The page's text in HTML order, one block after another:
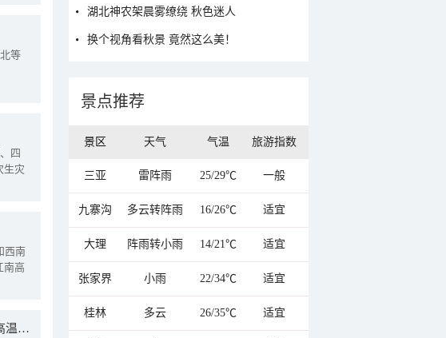
等
四
生灾
西南
南高
四川陕西等地需警惕降雨叠加致灾 华北南部至江南一带高温频现
湖北神农架晨雾缭绕 秋色迷人
换个视角看秋景 竟然这么美！
景点推荐
景区 天气 气温 旅游指数
三亚 雷阵雨 25/29℃ 一般
九寨沟 多云转阵雨 16/26℃ 适宜
大理 阵雨转小雨 14/21℃ 适宜
张家界 小雨 22/34℃ 适宜
桂林 多云 26/35℃ 适宜